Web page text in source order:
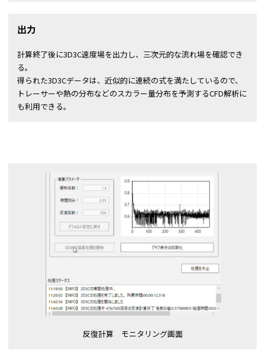
出力
計算終了後に3D3C速度場を出力し、三次元的な流れ場を確認でき
る。
得られた3D3Cデータは、近似的に連続の式を満たしているので、
トレーサーや熱の分布などのスカラー量分布を予測するCFD解析に
も利用できる。
反復計算 モニタリング画面